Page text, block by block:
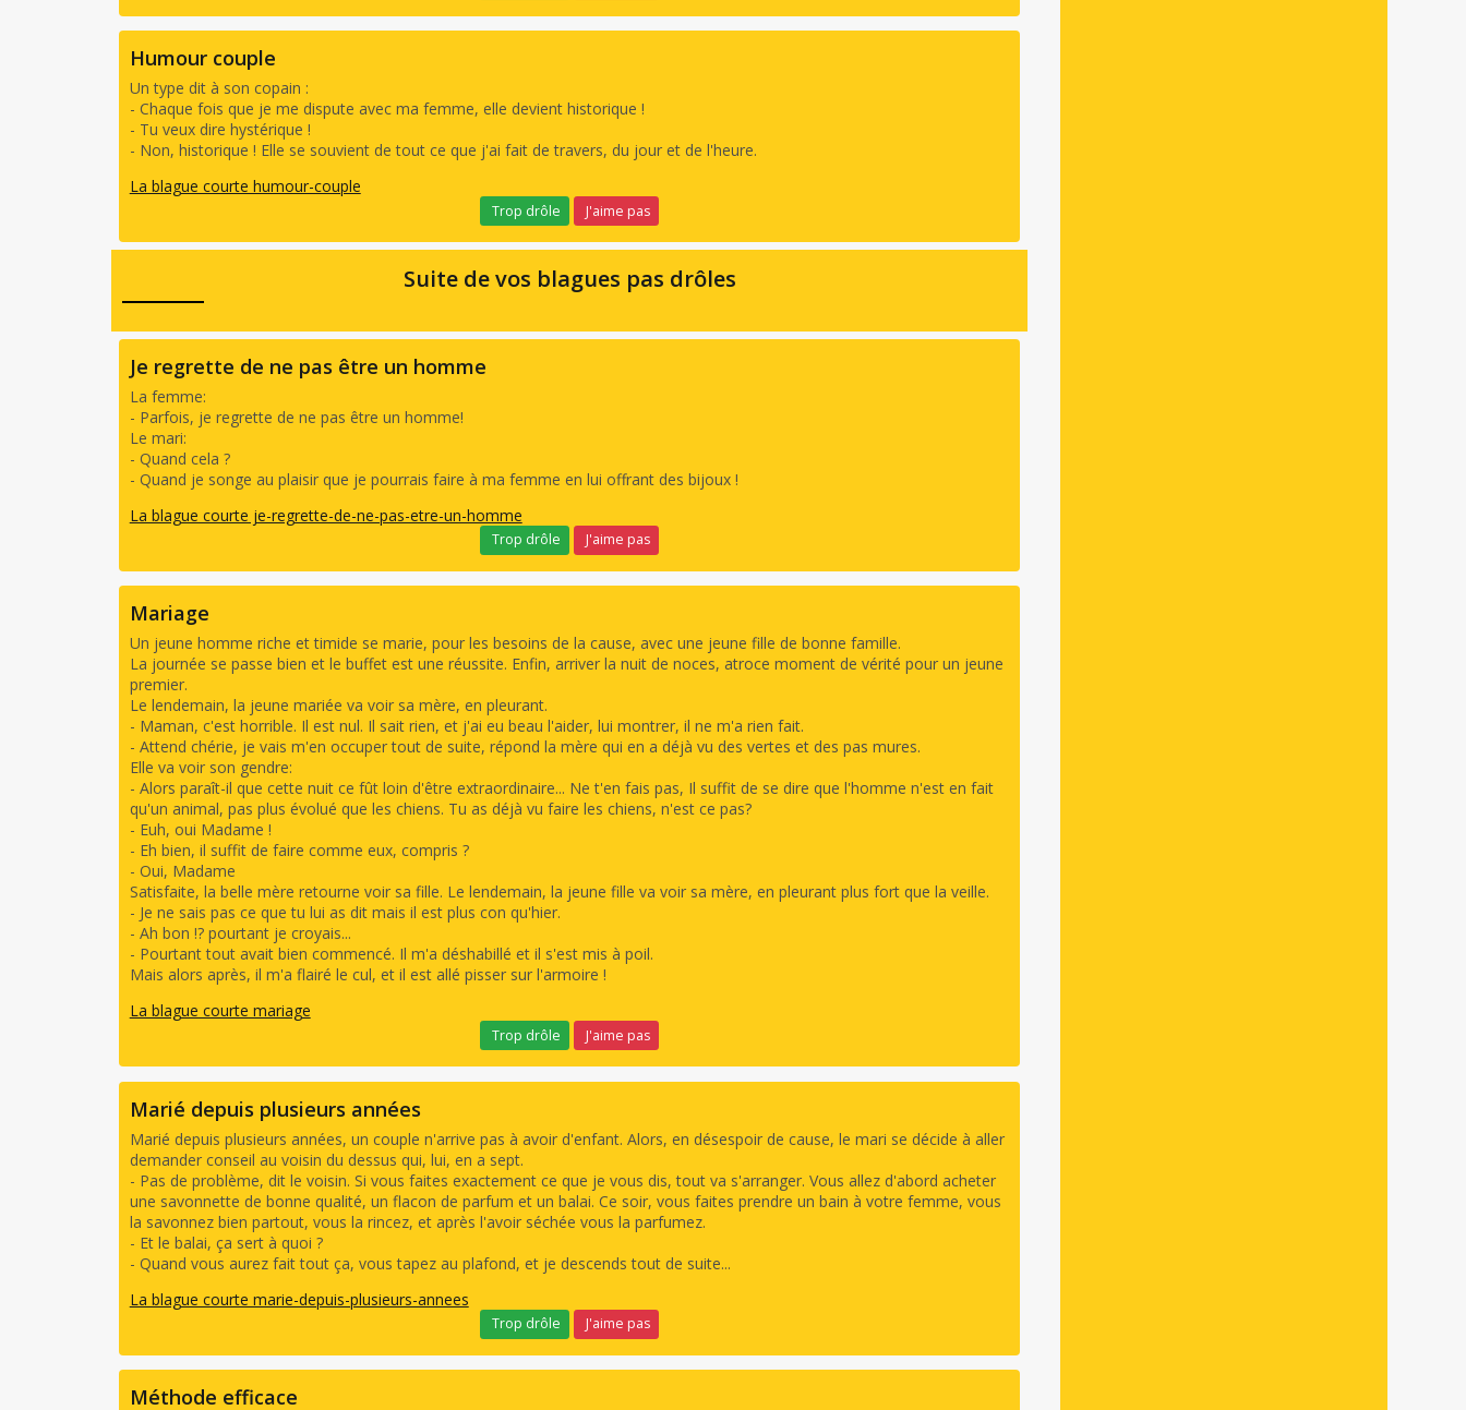
Humour couple
Un type dit à son copain :
- Chaque fois que je me dispute avec ma femme, elle devient historique !
- Tu veux dire hystérique !
- Non, historique ! Elle se souvient de tout ce que j'ai fait de travers, du jour et de l'heure.
La blague courte humour-couple
Trop drôle J'aime pas
Suite de vos blagues pas drôles
Je regrette de ne pas être un homme
La femme:
- Parfois, je regrette de ne pas être un homme!
Le mari:
- Quand cela ?
- Quand je songe au plaisir que je pourrais faire à ma femme en lui offrant des bijoux !
La blague courte je-regrette-de-ne-pas-etre-un-homme
Trop drôle J'aime pas
Mariage
Un jeune homme riche et timide se marie, pour les besoins de la cause, avec une jeune fille de bonne famille.
La journée se passe bien et le buffet est une réussite. Enfin, arriver la nuit de noces, atroce moment de vérité pour un jeune
premier.
Le lendemain, la jeune mariée va voir sa mère, en pleurant.
- Maman, c'est horrible. Il est nul. Il sait rien, et j'ai eu beau l'aider, lui montrer, il ne m'a rien fait.
- Attend chérie, je vais m'en occuper tout de suite, répond la mère qui en a déjà vu des vertes et des pas mures.
Elle va voir son gendre:
- Alors paraît-il que cette nuit ce fût loin d'être extraordinaire... Ne t'en fais pas, Il suffit de se dire que l'homme n'est en fait
qu'un animal, pas plus évolué que les chiens. Tu as déjà vu faire les chiens, n'est ce pas?
- Euh, oui Madame !
- Eh bien, il suffit de faire comme eux, compris ?
- Oui, Madame
Satisfaite, la belle mère retourne voir sa fille. Le lendemain, la jeune fille va voir sa mère, en pleurant plus fort que la veille.
- Je ne sais pas ce que tu lui as dit mais il est plus con qu'hier.
- Ah bon !? pourtant je croyais...
- Pourtant tout avait bien commencé. Il m'a déshabillé et il s'est mis à poil.
Mais alors après, il m'a flairé le cul, et il est allé pisser sur l'armoire !
La blague courte mariage
Trop drôle J'aime pas
Marié depuis plusieurs années
Marié depuis plusieurs années, un couple n'arrive pas à avoir d'enfant. Alors, en désespoir de cause, le mari se décide à aller
demander conseil au voisin du dessus qui, lui, en a sept.
- Pas de problème, dit le voisin. Si vous faites exactement ce que je vous dis, tout va s'arranger. Vous allez d'abord acheter
une savonnette de bonne qualité, un flacon de parfum et un balai. Ce soir, vous faites prendre un bain à votre femme, vous
la savonnez bien partout, vous la rincez, et après l'avoir séchée vous la parfumez.
- Et le balai, ça sert à quoi ?
- Quand vous aurez fait tout ça, vous tapez au plafond, et je descends tout de suite...
La blague courte marie-depuis-plusieurs-annees
Trop drôle J'aime pas
Méthode efficace